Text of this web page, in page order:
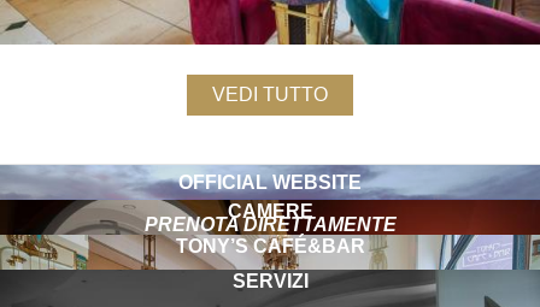
VEDI TUTTO
OFFICIAL WEBSITE
PRENOTA DIRETTAMENTE
CAMERE
TONY’S CAFÉ&BAR
SERVIZI